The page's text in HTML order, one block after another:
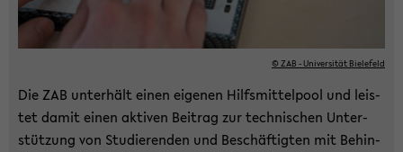
© ZAB - Uni­ver­si­tät Bie­le­feld
Die ZAB un­ter­hält einen ei­ge­nen Hilfs­mit­tel­pool und leis­
tet damit einen ak­ti­ven Bei­trag zur tech­ni­schen Un­ter­
stüt­zung von Stu­die­ren­den und Be­schäf­tig­ten mit Be­hin­